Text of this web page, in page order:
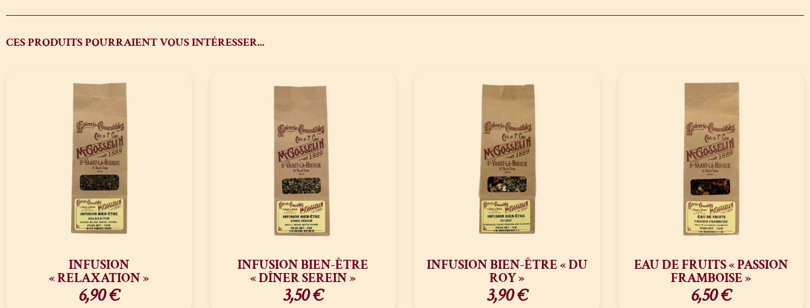
CES PRODUITS POURRAIENT VOUS INTÉRESSER...
INFUSION
« RELAXATION »
6,90€
INFUSION BIEN-ÊTRE
« DÎNER SEREIN »
3,50€
INFUSION BIEN-ÊTRE « DU
ROY »
3,90€
EAU DE FRUITS « PASSION
FRAMBOISE »
6,50€